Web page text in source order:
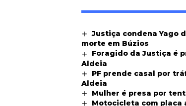
Justiça condena Yago
morte em Búzios
Foragido da Justiça é
Aldeia
PF prende casal por
Aldeia
Mulher é presa por
Motocicleta com placa